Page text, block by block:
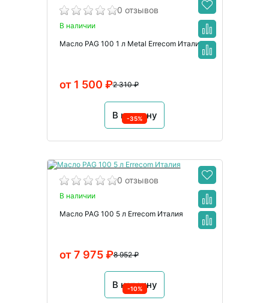
0 отзывов
В наличии
Масло PAG 100 1 л Metal Errecom Италия
2 310 ₽
от 1 500 ₽
В корзину
-35%
0 отзывов
В наличии
Масло PAG 100 5 л Errecom Италия
8 952 ₽
от 7 975 ₽
В корзину
-10%